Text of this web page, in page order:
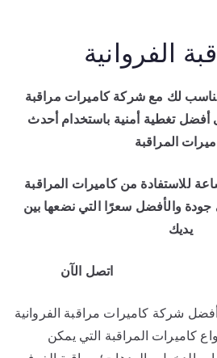
الفروانية
لك مع شركة كاميرات مراقبة
أفضل تغطية أمنية باستخدام أحدث
المراقبة
للاستفادة من كاميرات المراقبة
جودة والأفضل سعرًا التي نضعها بين
يديك
الآن
شركة كاميرات مراقبة الفروانية
كاميرات المراقبة التي يمكن